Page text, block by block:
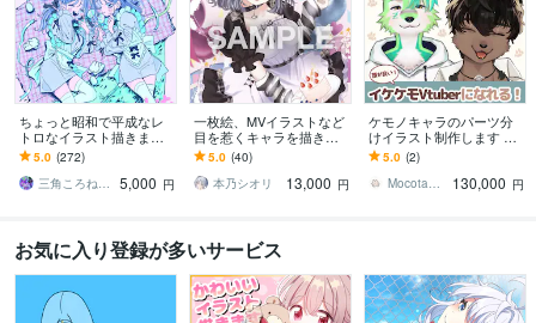
ちょっと昭和で平成なレ
トロなイラスト描きます
昭和・平成レトロ☆ネオ
ン☆パステル
5.0 (272)
三角ころねる☆プロフ必読願います
5,000 円
一枚絵、MVイラストなど
目を惹くキャラを描きま
す 歌ってみた、パネル開
け、記念、サムネ、特典
など対応中です！！
5.0 (40)
本乃シオリ
13,000 円
ケモノキャラのパーツ分
けイラスト制作します 顔
が良いイケケモVtuberに
なりたい方、お任せくだ
さい！
5.0 (2)
Mocota（もこた）
130,000 円
お気に入り登録が多いサービス